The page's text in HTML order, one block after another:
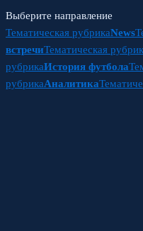
Выберите направление
Тематическая рубрикаNews
встречиТематическая
рубрикаИстория футбола
рубрикаАналитика